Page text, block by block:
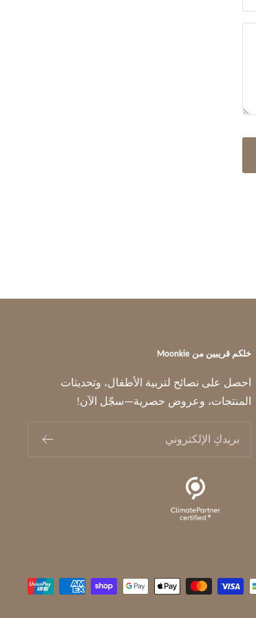
خلكم قريبين من Moonkie
احصل على نصائح لتربية الأطفال، وتحديثات
المنتجات، وعروض حصرية—سجّل الآن!
بريدكِ الإلكتروني